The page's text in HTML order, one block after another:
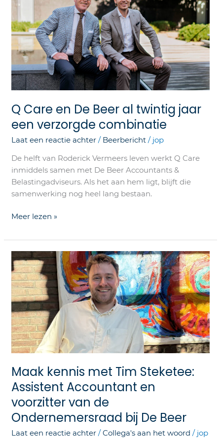
Q Care en De Beer al twintig jaar
een verzorgde combinatie
Laat een reactie achter / Beerbericht / jop
De helft van Roderick Vermeers leven werkt Q Care
inmiddels samen met De Beer Accountants &
Belastingadviseurs. Als het aan hem ligt, blijft die
samenwerking nog heel lang bestaan.
al
twintig
jaar
een
verzorgde
combinatie
Meer lezen »
Maak kennis met Tim Steketee:
Assistent Accountant en
voorzitter van de
Ondernemersraad bij De Beer
Laat een reactie achter /Collega's aan het woord / jop
Maak
kennis
met
Tim
Steketee:
Assistent
Accountant
en
voorzitter
de
Ondernemersraad
bij
Beer